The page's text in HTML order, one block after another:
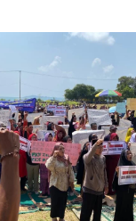
Warga
JULI 17, 2026
Warga Pulau
Serukan
Walhi Riau dan
Pekanbaru
AGUSTUS 9, 2026